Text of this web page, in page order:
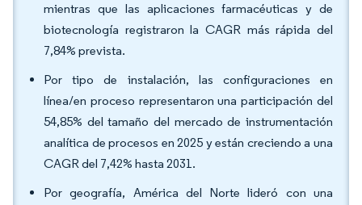
mientras que las aplicaciones farmacéuticas y de
biotecnología registraron la CAGR más rápida del
7,84% prevista.
Por tipo de instalación, las configuraciones en
línea/en proceso representaron una participación del
54,85% del tamaño del mercado de instrumentación
analítica de procesos en 2025 y están creciendo a una
CAGR del 7,42% hasta 2031.
Por geografía, América del Norte lideró con una